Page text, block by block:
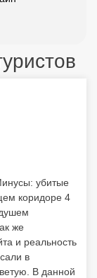
убитые
коридоре 4
же
и реальность
в
В данной